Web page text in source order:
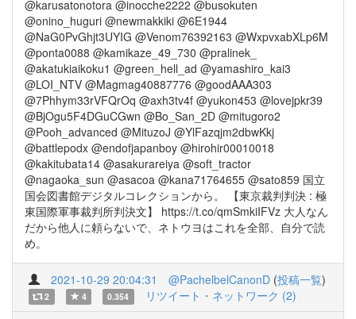
@karusatonotora @inocche2222 @busokuten
@onino_huguri @newmakkiki @6E1944
@NaG0PvGhjt3UYIG @Venom76392163 @WxpvxabXLp6M
@ponta0088 @kamikaze_49_730 @pralinek_
@akatukiaikoku1 @green_hell_ad @yamashiro_kai3
@LOI_NTV @Magmag40887776 @goodAAA303
@7Phhym33rVFQrOq @axh3tv4f @yukon453 @lovejpkr39
@BjOgu5F4DGuCGwn @Bo_San_2D @mitugoro2
@Pooh_advanced @MituzoJ @YlFazqjm2dbwKkj
@battlepodx @endofjapanboy @hirohir00010018
@kakitubata14 @asakurareiya @soft_tractor
@nagaoka_sun @asacoa @kana71764655 @sato859 国立
国会図書館デジタルコレクションから。 【東京裁判判決 : 極
東国際軍事裁判所判決文】 https://t.co/qmSmkiIFVz 大人なん
だから他人に頼らないで、ネトウヨはこれを全部、自分で読
め。
2021-10-29 20:04:31 @PachelbelCanonD (投稿一覧)
2 4 0.354 リツイート・ネットワーク (2)